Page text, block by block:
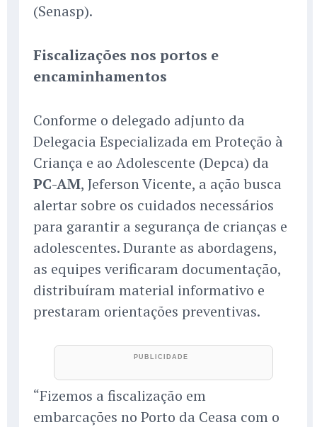
(Senasp).
Fiscalizações nos portos e
encaminhamentos
Conforme o delegado adjunto da
Delegacia Especializada em Proteção à
Criança e ao Adolescente (Depca) da
PC-AM, Jeferson Vicente, a ação busca
alertar sobre os cuidados necessários
para garantir a segurança de crianças e
adolescentes. Durante as abordagens,
as equipes verificaram documentação,
distribuíram material informativo e
prestaram orientações preventivas.
“Fizemos a fiscalização em
embarcações no Porto da Ceasa com o